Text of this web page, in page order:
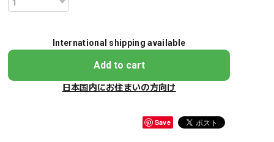
International shipping available
Add to cart
日本国内にお住まいの方向け
Save